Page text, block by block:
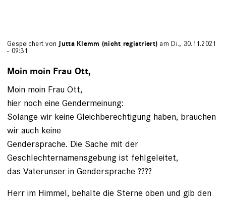
Gespeichert von Jutta Klemm (nicht registriert) am Di., 30.11.2021
- 09:31
Moin moin Frau Ott,
Moin moin Frau Ott,
hier noch eine Gendermeinung:
Solange wir keine Gleichberechtigung haben, brauchen
wir auch keine
Gendersprache. Die Sache mit der
Geschlechternamensgebung ist fehlgeleitet,
das Vaterunser in Gendersprache ????
Herr im Himmel, behalte die Sterne oben und gib den